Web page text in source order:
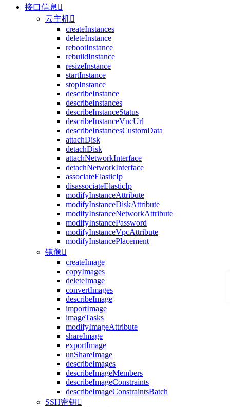
接口信息 
云主机
createInstances
deleteInstance
rebootInstance
rebuildInstance
resizeInstance
startInstance
stopInstance
describeInstance
describeInstances
describeInstanceStatus
describeInstanceVncUrl
describeInstancesCustomData
attachDisk
detachDisk
attachNetworkInterface
detachNetworkInterface
associateElasticIp
disassociateElasticIp
modifyInstanceAttribute
modifyInstanceDiskAttribute
modifyInstanceNetworkAttribute
modifyInstancePassword
modifyInstanceVpcAttribute
modifyInstancePlacement
镜像
createImage
copyImages
deleteImage
convertImages
describeImage
importImage
imageTasks
modifyImageAttribute
shareImage
exportImage
unShareImage
describeImages
describeImageMembers
describeImageConstraints
describeImageConstraintsBatch
SSH密钥